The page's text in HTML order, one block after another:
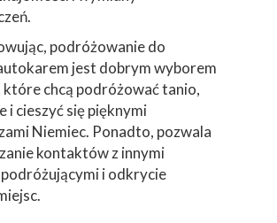
podróżowanie do
jest dobrym wyborem
które chcą podróżować tanio,
i cieszyć się pięknymi
Niemiec. Ponadto, pozwala
kontaktów z innymi
i odkrycie